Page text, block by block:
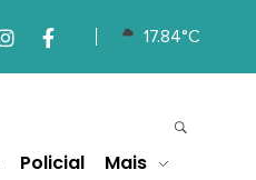
17.84°C
Policial Mais